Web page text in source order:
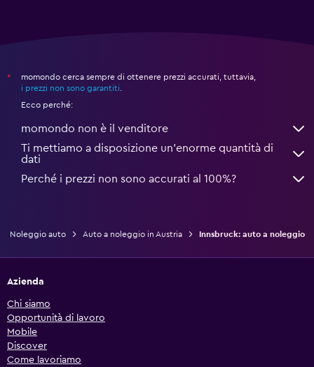
*
momondo cerca sempre di ottenere prezzi accurati, tuttavia,
i prezzi non sono garantiti
Ecco perché:
momondo non è il venditore
Ti mettiamo a disposizione un’enorme quantità di
dati
Perché i prezzi non sono accurati al 100%?
Noleggio auto Auto a noleggio in Austria Innsbruck: auto a noleggio
Azienda
Chi siamo
Opportunità di lavoro
Mobile
Discover
Come lavoriamo